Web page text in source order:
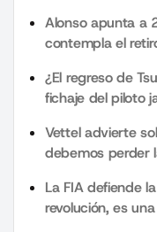
Alonso apunta a
contempla el
¿El regreso de
fichaje del piloto
Vettel advierte
debemos perder
La FIA defiende
revolución, es